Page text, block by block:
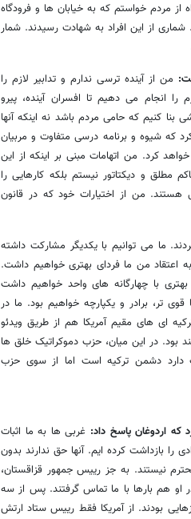
از مردم خواستم که به خیابان ها و فرودگاه
از این افراد به شهادت رسیدند. شمار
من از آینده ترسی ندارم و تدابیر لازم را
را انجام می دهیم تا افسران آینده، پیرو
کنیم که حامی مردم باشد نه اینکه آنها
که شیوه و برنامه درسی متفاوت و مربیان
کرد. من اتهامات مبنی بر اینکه از این
و دیکتاتور نیستم بلکه کارهایی را
هستند. من از اختیارات خود که در قانون
ما می توانیم با یکدیگر مشارکت داشته
اعتقاد من ما فردای بهتری خواهیم داشت.
بهتری با چهارگانه های واحد خواهیم داشت
تر، برادر و یکپارچه خواهیم بود. ما در
ای های مقیم آمریکا هم از طریق ویدئو
بود. در این میان، حزب دموکراتیک خلق ها
دارد دشمن ترکیه است اما از سوی حزب
که اردوغان پاسخ داد: غربی ها به ما اثبات
را بازداشت کرده ایم. آنها حق ندارند بدون
نیستند. به جز رییس جمهور قزاقستان،
او هم بارها با ما تماس گرفتند. پس از سه
بودند. از آمریکا فقط رییس ستاد ارتش